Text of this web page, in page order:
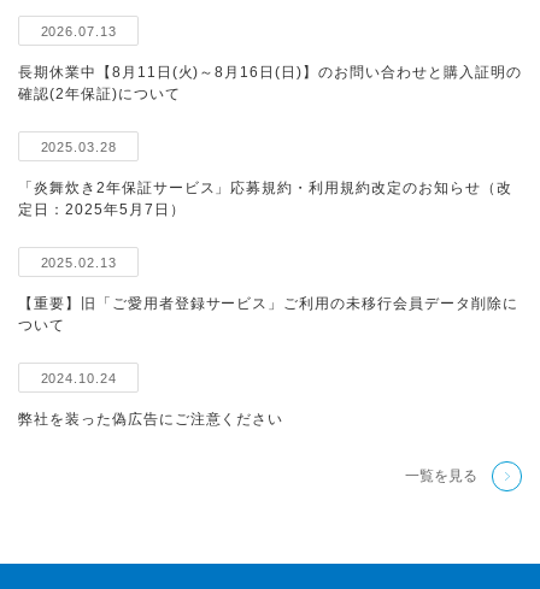
2026.07.13
長期休業中【8月11日(火)～8月16日(日)】のお問い合わせと購入証明の
確認(2年保証)について
2025.03.28
「炎舞炊き2年保証サービス」応募規約・利用規約改定のお知らせ（改
定日：2025年5月7日）
2025.02.13
【重要】旧「ご愛用者登録サービス」ご利用の未移行会員データ削除に
ついて
2024.10.24
弊社を装った偽広告にご注意ください
一覧を見る